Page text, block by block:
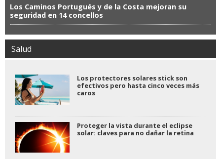
Los Caminos Portugués y de la Costa mejoran su
seguridad en 14 concellos
Salud
Los protectores solares stick son
efectivos pero hasta cinco veces más
caros
Proteger la vista durante el eclipse
solar: claves para no dañar la retina